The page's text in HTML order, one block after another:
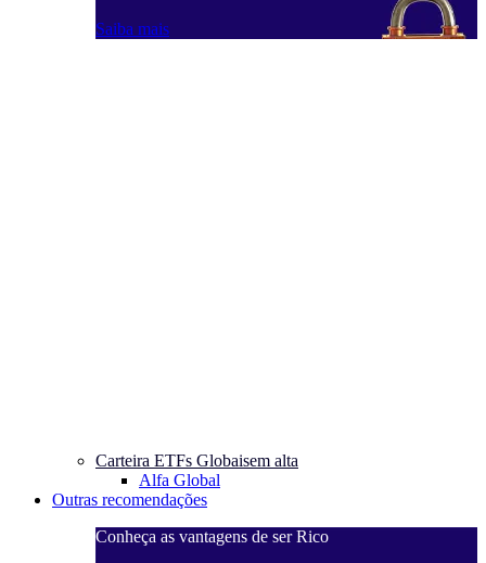
Saiba mais
Carteira ETFs Globaisem alta
Alfa Global
Outras recomendações
Conheça as vantagens de ser Rico